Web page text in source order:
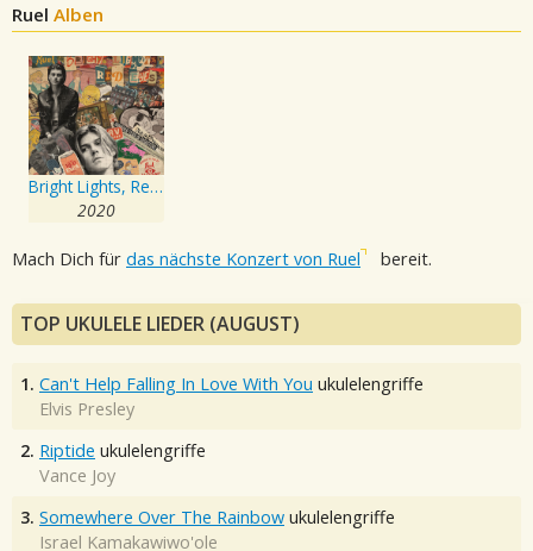
Ruel Alben
Bright Lights, Red Eyes
2020
Mach Dich für das nächste Konzert von Ruel bereit.
TOP UKULELE LIEDER (AUGUST)
1. Can't Help Falling In Love With You ukulelengriffe
Elvis Presley
2. Riptide ukulelengriffe
Vance Joy
3. Somewhere Over The Rainbow ukulelengriffe
Israel Kamakawiwo'ole